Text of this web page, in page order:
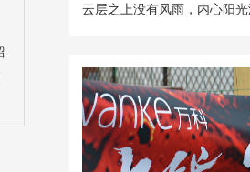
云层之上没有风雨，内心阳
着嘹亮的军歌，队踏着稳健
练营，整编为连，开启军魂
在浓烈的商战中，